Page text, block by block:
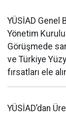
YÜSİAD Genel
Yönetim Kurulu
Görüşmede
ve Türkiye
fırsatları ele
YÜSİAD’dan